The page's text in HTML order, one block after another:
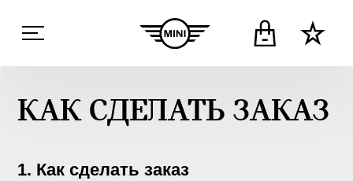
КАК СДЕЛАТЬ ЗАКАЗ
1. Как сделать заказ